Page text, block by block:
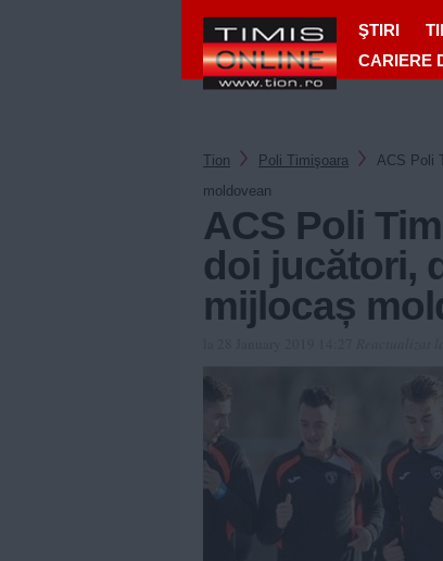
ŞTIRI
CARIERE
Tion Poli Timişoara
ACS Poli
moldovean
ACS Poli
doi jucători,
mijlocaș